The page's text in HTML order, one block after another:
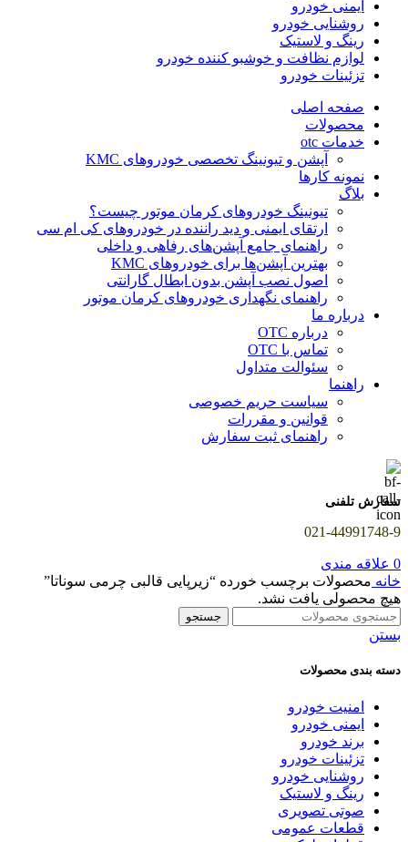
ایمنی خودرو
روشنایی خودرو
رینگ و لاستیک
لوازم نظافت و خوشبو کننده خودرو
تزئینات خودرو
صفحه اصلی
محصولات
خدمات otc
آپشن و تیونینگ تخصصی خودروهای KMC
نمونه کارها
بلاگ
تیونینگ خودروهای کرمان موتور چیست؟
ارتقای ایمنی و دید راننده در خودروهای کی ام سی
راهنمای جامع آپشن‌های رفاهی و داخلی
بهترین آپشن‌ها برای خودروهای KMC
اصول نصب آپشن بدون ابطال گارانتی
راهنمای نگهداری خودروهای کرمان موتور
درباره ما
درباره OTC
تماس با OTC
سئوالت متداول
راهنما
سیاست حریم خصوصی
قوانین و مقررات
راهنمای ثبت سفارش
سفارش تلفنی
021-44991748-9
0 علاقه مندی
خانه محصولات برچسب خورده “زیرپایی قالبی چرمی سوناتا”
هیچ محصولی یافت نشد.
جستجو
بستن
دسته بندی محصولات
امنیت خودرو
ایمنی خودرو
برند خودرو
تزئینات خودرو
روشنایی خودرو
رینگ و لاستیک
صوتی تصویری
قطعات عمومی